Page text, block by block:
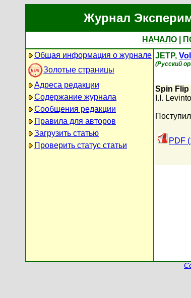
Журнал
НАЧАЛО
Общая информация о журнале
Золотые страницы
Адреса редакции
Содержание журнала
Сообщения редакции
Правила для авторов
Загрузить статью
Проверить статус статьи
JETP,
(Русский
Spin Flip
I.I.
PDF